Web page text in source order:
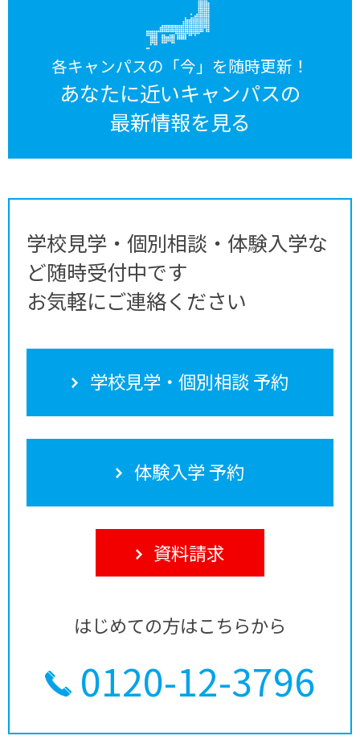
各キャンパスの「今」を随時更新！
あなたに近いキャンパスの
最新情報を見る
学校見学・個別相談・体験入学な
ど随時受付中です
お気軽にご連絡ください
学校見学・個別相談 予約
体験入学 予約
資料請求
はじめての方はこちらから
0120-12-3796